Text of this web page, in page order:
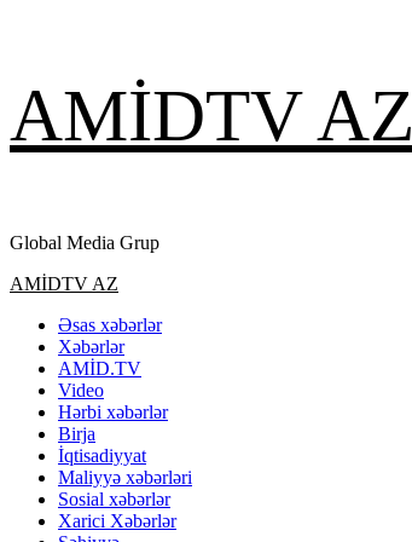
content
AMİDTV AZ
Global Media Grup
Primary
AMİDTV AZ
Əsas xəbərlər
Xəbərlər
AMİD.TV
Video
Hərbi xəbərlər
Birja
İqtisadiyyat
Maliyyə xəbərləri
Sosial xəbərlər
Xarici Xəbərlər